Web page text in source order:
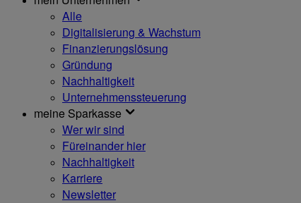
Alle
Digitalisierung & Wachstum
Finanzierungslösung
Gründung
Nachhaltigkeit
Unternehmenssteuerung
meine Sparkasse
Wer wir sind
Füreinander hier
Nachhaltigkeit
Karriere
Newsletter